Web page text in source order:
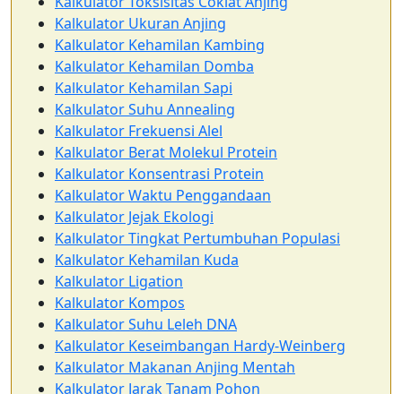
Kalkulator Ukuran Anjing
Kalkulator Kehamilan Kambing
Kalkulator Kehamilan Domba
Kalkulator Kehamilan Sapi
Kalkulator Suhu Annealing
Kalkulator Frekuensi Alel
Kalkulator Berat Molekul Protein
Kalkulator Konsentrasi Protein
Kalkulator Waktu Penggandaan
Kalkulator Jejak Ekologi
Kalkulator Tingkat Pertumbuhan Populasi
Kalkulator Kehamilan Kuda
Kalkulator Ligation
Kalkulator Kompos
Kalkulator Suhu Leleh DNA
Kalkulator Keseimbangan Hardy-Weinberg
Kalkulator Makanan Anjing Mentah
Kalkulator Jarak Tanam Pohon